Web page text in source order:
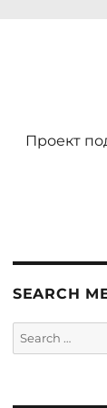
Проект
SEARCH
Search
for: